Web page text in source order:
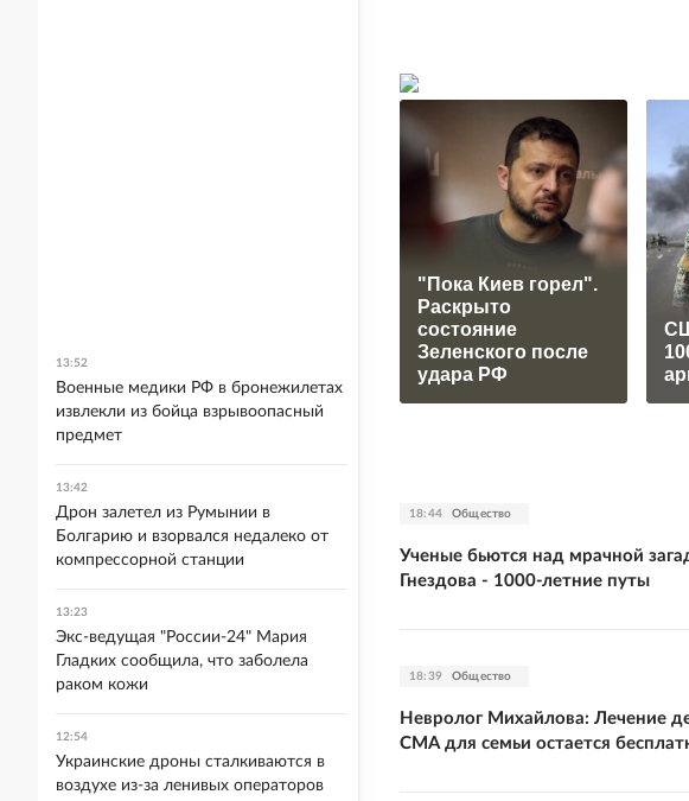
"Пока Киев горел".
Раскрыто
состояние
Зеленского после
удара РФ
18:44 Общество
Ученые бьются над мрачной
Гнездова - 1000-летние путы
18:39 Общество
Невролог Михайлова: Лечение
СМА для семьи остается
13:52
Военные медики РФ в бронежилетах
извлекли из бойца взрывоопасный
предмет
13:42
Дрон залетел из Румынии в
Болгарию и взорвался недалеко от
компрессорной станции
13:23
Экс-ведущая "России-24" Мария
Гладких сообщила, что заболела
раком кожи
12:54
Украинские дроны сталкиваются в
воздухе из-за ленивых операторов